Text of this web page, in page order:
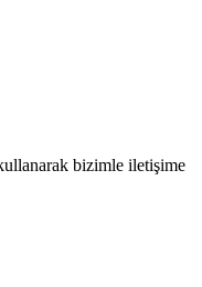
bizimle iletişime